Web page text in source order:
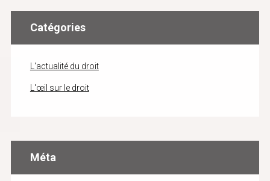
Catégories
L'actualité du droit
L'œil sur le droit
Méta